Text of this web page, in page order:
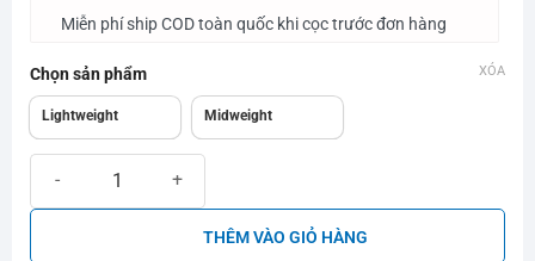
Miễn phí ship COD toàn quốc khi cọc trước đơn hàng
Chọn sản phẩm
Lightweight Midweight
XÓA
THÊM VÀO GIỎ HÀNG